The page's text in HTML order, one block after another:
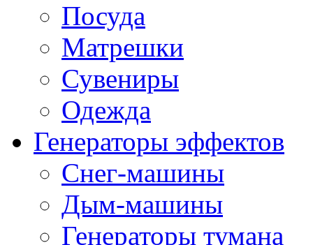
Посуда
Матрешки
Сувениры
Одежда
Генераторы эффектов
Снег-машины
Дым-машины
Генераторы тумана